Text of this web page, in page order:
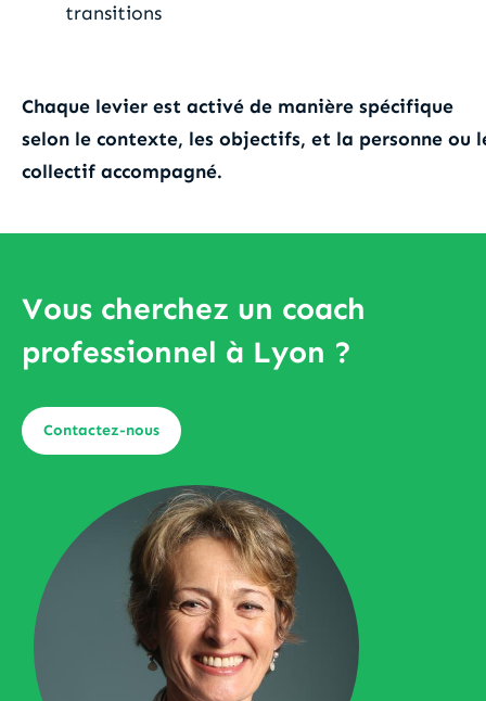
transitions
Chaque levier est activé de manière spécifique
selon le contexte, les objectifs, et la personne ou
collectif accompagné.
Vous cherchez un coach
professionnel à Lyon ?
Contactez-nous